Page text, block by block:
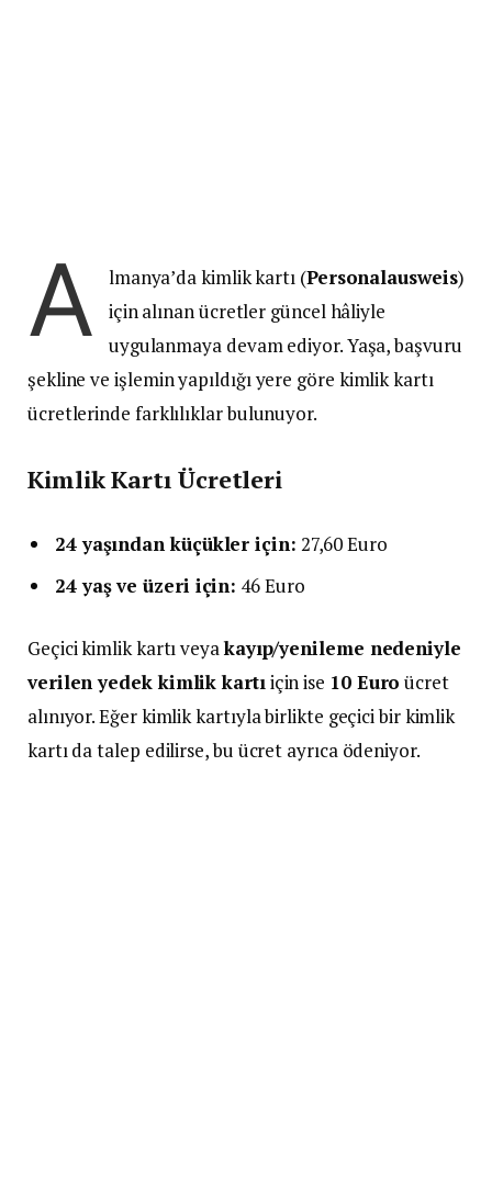
A lmanya’da kimlik kartı (Personalausweis)
için alınan ücretler güncel hâliyle
uygulanmaya devam ediyor. Yaşa, başvuru
şekline ve işlemin yapıldığı yere göre kimlik kartı
ücretlerinde farklılıklar bulunuyor.
Kimlik Kartı Ücretleri
24 yaşından küçükler için: 27,60 Euro
24 yaş ve üzeri için: 46 Euro
Geçici kimlik kartı veyakayıp/yenileme nedeniyle
verilen yedek kimlik kartıiçin ise 10 Euro ücret
alınıyor. Eğer kimlik kartıyla birlikte geçici bir kimlik
kartı da talep edilirse, bu ücret ayrıca ödeniyor.